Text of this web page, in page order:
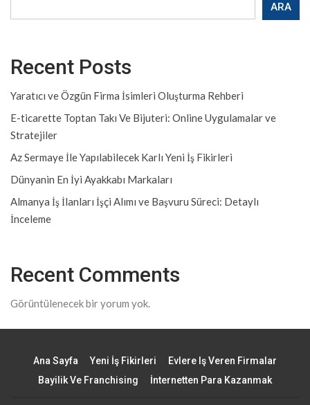
ARA
Recent Posts
Yaratıcı ve Özgün Firma İsimleri Oluşturma Rehberi
E-ticarette Toptan Takı Ve Bijuteri: Online Uygulamalar ve
Stratejiler
Az Sermaye İle Yapılabilecek Karlı Yeni İş Fikirleri
Dünyanin En İyi Ayakkabı Markaları
Almanya İş İlanları İşçi Alımı ve Başvuru Süreci: Detaylı
İnceleme
Recent Comments
Görüntülenecek bir yorum yok.
Ana Sayfa Yeni İş Fikirleri
Evlere Iş Veren Firmalar
Bayilik Ve Franchising
İnternetten Para Kazanmak